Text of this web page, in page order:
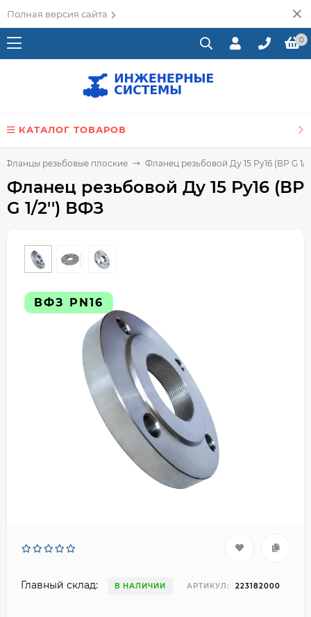
Полная версия сайта
0
КАТАЛОГ ТОВАРОВ
Фланцы резьбовые плоские Фланец резьбовой Ду 15 Ру16 (ВР G 1/
Фланец резьбовой Ду 15 Ру16 (ВР
G 1/2'') ВФЗ
ВФЗ PN16
Главный склад: В НАЛИЧИИ АРТИКУЛ: 223182000